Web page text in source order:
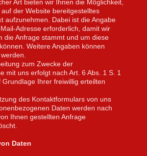
Art bieten wir Ihnen die Möglichkeit,
der Website bereitgestelltes
aufzunehmen. Dabei ist die Angabe
Adresse erforderlich, damit wir
die Anfrage stammt und um diese
Weitere Angaben können
zum Zwecke der
mit uns erfolgt nach Art. 6 Abs. 1 S. 1
Grundlage Ihrer freiwillig erteilten
des Kontaktformulars von uns
Daten werden nach
Ihnen gestellten Anfrage
Daten